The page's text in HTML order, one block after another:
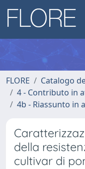
FLORE
Catalogo
4 - Contributo in
4b - Riassunto in
della
cultivar di